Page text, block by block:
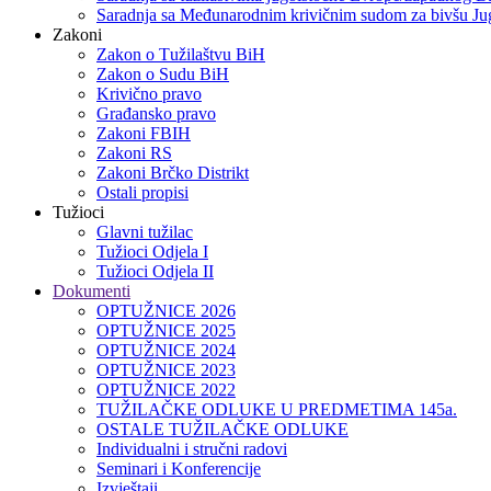
Saradnja sa Međunarodnim krivičnim sudom za bivšu
Zakoni
Zakon o Тužilaštvu BiH
Zakon o Sudu BiH
Krivično pravo
Građansko pravo
Zakoni FBIH
Zakoni RS
Zakoni Brčko Distrikt
Ostali propisi
Tužioci
Glavni tužilac
Tužioci Odjela I
Tužioci Odjela II
Dokumenti
OPTUŽNICE 2026
OPTUŽNICE 2025
OPTUŽNICE 2024
OPTUŽNICE 2023
OPTUŽNICE 2022
TUŽILAČKE ODLUKE U PREDMETIMA 145a.
OSTALE TUŽILAČKE ODLUKE
Individualni i stručni radovi
Seminari i Konferencije